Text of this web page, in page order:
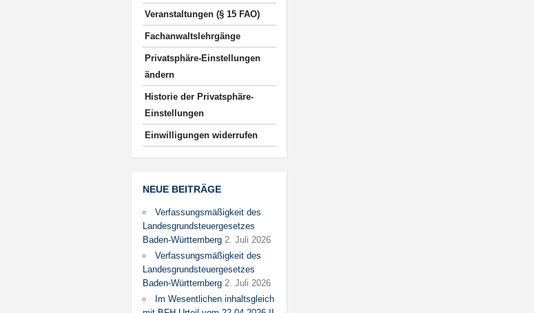
Veranstaltungen (§ 15 FAO)
Fachanwaltslehrgänge
Privatsphäre-Einstellungen
ändern
Historie der Privatsphäre-
Einstellungen
Einwilligungen widerrufen
NEUE BEITRÄGE
Verfassungsmäßigkeit des
Landesgrundsteuergesetzes
Baden-Württemberg 2. Juli 2026
Verfassungsmäßigkeit des
Landesgrundsteuergesetzes
Baden-Württemberg 2. Juli 2026
Im Wesentlichen inhaltsgleich